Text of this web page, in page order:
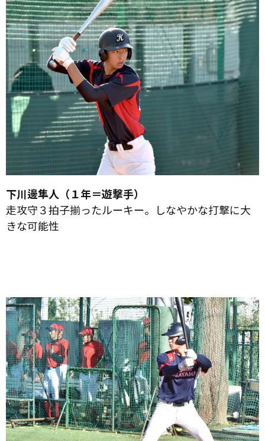
下川邊隼人（１年＝遊撃手）
走攻守３拍子揃ったルーキー。しなやかな打撃に大
きな可能性